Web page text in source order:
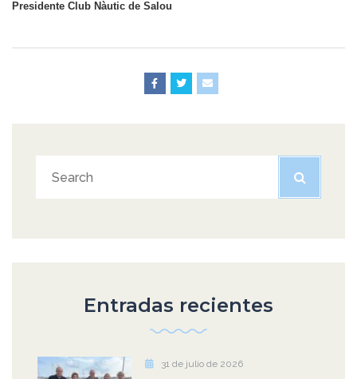
Presidente Club Nàutic de Salou
Entradas recientes
31 de julio de 2026